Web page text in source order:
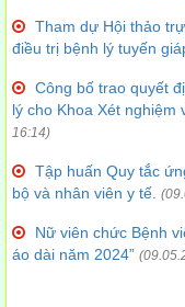
Tham dự Hội thảo
điều trị bệnh lý tuyến
Công bố trao quyết
lý cho Khoa Xét nghiệm
16:14)
Tập huấn Quy tắc
bộ và nhân viên y tế.
Nữ viên chức Bệnh
áo dài năm 2024”